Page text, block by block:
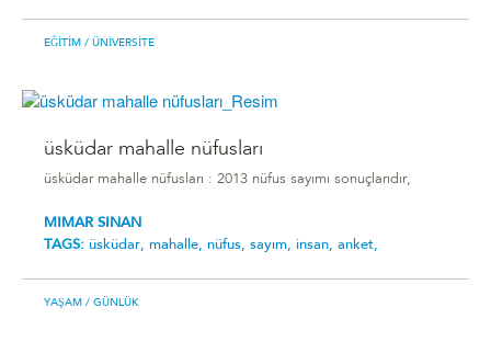
EĞITIM / ÜNIVERSITE
üsküdar mahalle nüfusları
üsküdar mahalle nüfusları : 2013 nüfus sayımı sonuçlarıdır,
MIMAR SINAN
TAGS: üsküdar, mahalle, nüfus, sayım, insan, anket,
YAŞAM / GÜNLÜK